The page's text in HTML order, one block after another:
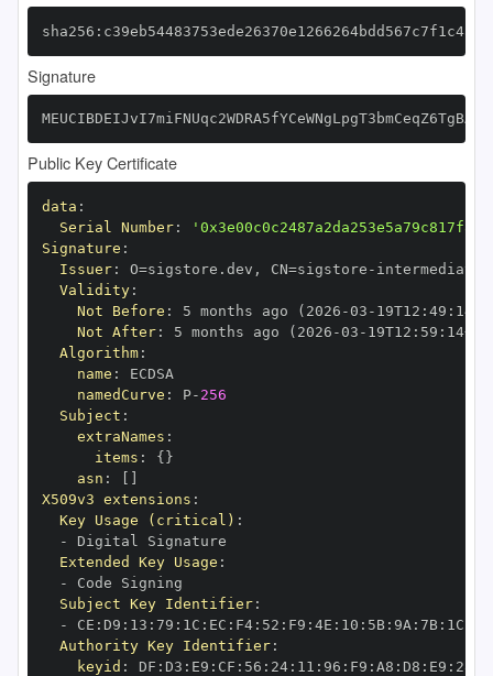
Signature
Public Key Certificate
data :
Serial Number:
Signature :
Issuer: O=sigstore.dev , CN=sigstore -
Validity:
Not Before : 5 months ago (2026 -03 - 19T12 : 49 :
Not After: 5 months ago (2026 -03 - 19T12 : 59 : 14+00
Algorithm:
name :
namedCurve : P- 256
Subject :
extraNames :
items : { }
asn :
X509v3 extensions :
Key Usage (critical) :
-
Extended Key Usage :
-
Subject Key Identifier:
-
CE : D9 : 13 : 79 : 1C : EC : F4: 52 : F9 : 4E : 10 : 5B: 9A : 7B: 1C
Authority Key Identifier:
keyid : DF : D3 : E9 : CF : 56 : 24: 11 : 96 : F9 : A8 : D8 : E9 : 28